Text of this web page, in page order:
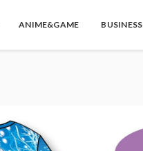
ANIME&GAME BUSINESS